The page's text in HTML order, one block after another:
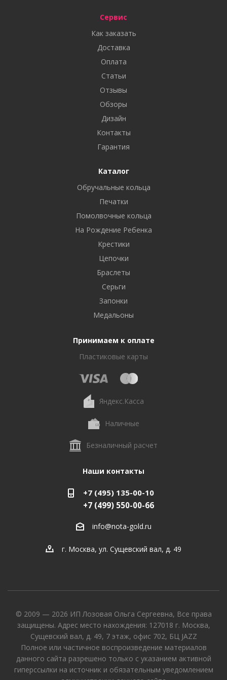
Сервис
Как заказать
Доставка
Оплата
Статьи
Отзывы
Обзоры
Дизайн
Контакты
Гарантия
Каталог
Обручальные кольца
Печатки
Помолвочные кольца
На Рождение Ребенка
Крестики
Цепочки
Браслеты
Серьги
Запонки
Медальоны
Принимаем к оплате
Пластиковые карты
Яндекс.Касса
Наличные
Безналичный расчет
Наши контакты
+7 (495) 135-00-10
+7 (499) 550-00-66
info@nota-gold.ru
г. Москва, ул. Сущевский вал, д. 49
© 2009 — 2026 ИП Лозовая Ольга Сергеевна, Все права
защищены. Адрес место нахождения: 127018 г. Москва,
Сущевский вал, д. 49, 7 этаж, офис 702, БЦ JAZZ
Полное или частичное воспроизведение материалов
данного сайта разрешено только с указанием активной
гиперссылки на источник и обязательным уведомлением